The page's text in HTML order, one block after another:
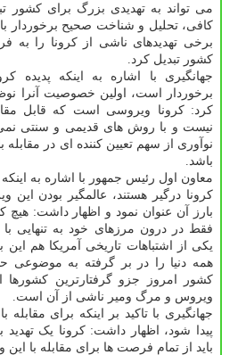
می تواند به تهدیدی بزرگ برای کشور
کافی، تحلیل و شناخت صحیح برخوردار
برخی تهدیدهای ناشی از کرونا را به
کشور تبدیل کرد.
جهانگیری با اشاره به اینکه پدیده
برخوردار است، اولین خصوصیت آنرا
کرد: کرونا ویروسی است که قابل
نیست و با روش های قدیمی و سنتی نمی
نوآوری از سهم تعیین کننده ای در
باشد.
معاون اول رئیس جمهور با اشاره به اینکه
کرونا درگیر هستند، عالمگیر بودن
بارز آن عنوان نمود و اظهار داشت: هیچ
فقط در درون مرزهای خود به تنهایی
یکی از اشتباهات تاریخی آمریکا هم
همه دنیا را در بر گرفته به موضوعی
کشور امروز جزو گرفتارترین کشورها
ویروس و مرگ ومیر ناشی از آن است.
جهانگیری با تاکید بر اینکه برای مقابله
پیدا شود، اظهار داشت: کرونا یک
باید از تمام فرصت ها برای مقابله با این